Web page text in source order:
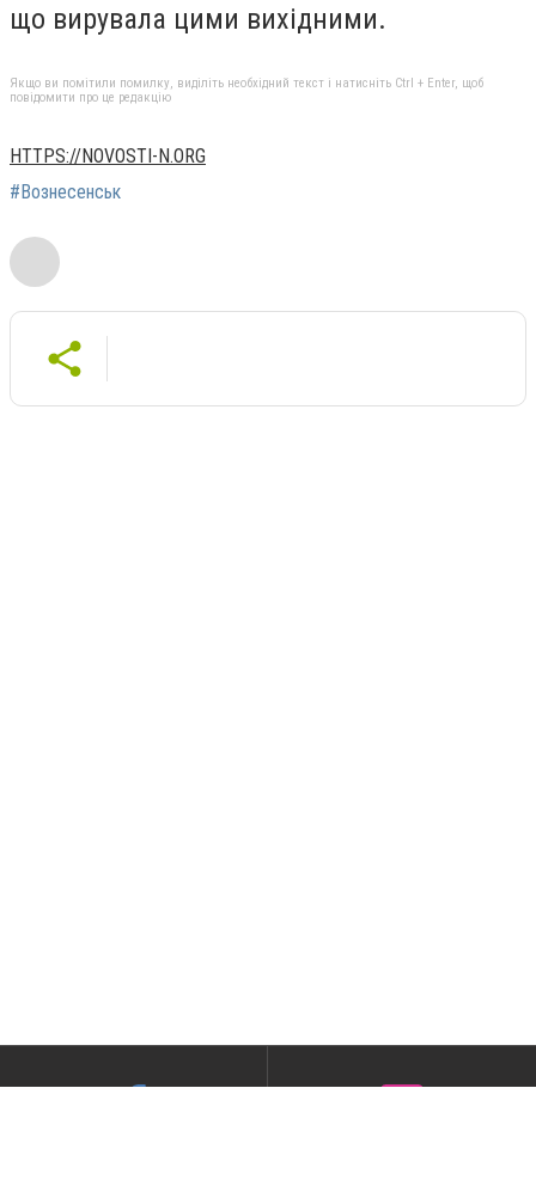
що вирувала цими вихідними.
Якщо ви помітили помилку, виділіть необхідний текст і натисніть Ctrl + Enter, щоб
повідомити про це редакцію
HTTPS://NOVOSTI-N.ORG
#Вознесенськ